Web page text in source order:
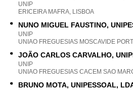
UNIP
ERICEIRA MAFRA, LISBOA
NUNO MIGUEL FAUSTINO,
UNIP
UNIAO FREGUESIAS MOSCAVIDE
JOÃO CARLOS CARVALHO,
UNIP
UNIAO FREGUESIAS CACEM SAO
BRUNO MOTA, UNIPESSOAL,